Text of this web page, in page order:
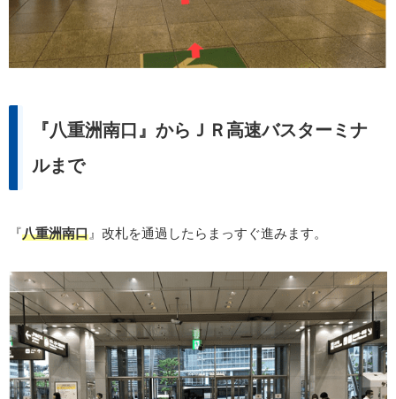
『八重洲南口』からＪＲ高速バスターミナ
ルまで
『八重洲南口 』改札を通過したらまっすぐ進みます。